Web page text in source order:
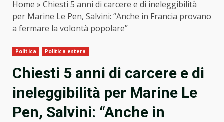
Home » Chiesti 5 anni di carcere e di ineleggibilità
per Marine Le Pen, Salvini: “Anche in Francia provano
a fermare la volontà popolare”
Politica Politica estera
Chiesti 5 anni di carcere e di
ineleggibilità per Marine Le
Pen, Salvini: “Anche in